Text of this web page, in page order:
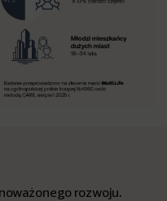
rozwoju.